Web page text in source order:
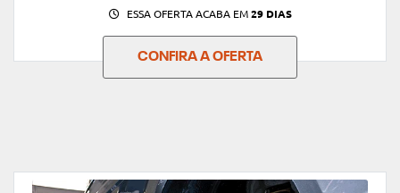
ESSA OFERTA ACABA EM29 DIAS
CONFIRA A OFERTA